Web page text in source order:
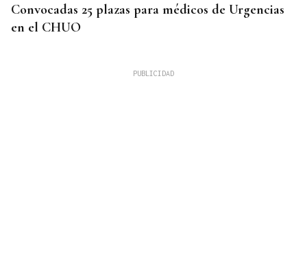
Convocadas 25 plazas para médicos de Urgencias
en el CHUO